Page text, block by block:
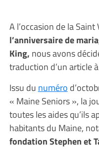
A l’occasion de la
l’anniversaire de
King, nous avons
traduction d’un article
Issu du numéro
« Maine Seniors », la
toutes les aides qu’ils
habitants du Maine,
fondation Stephen et